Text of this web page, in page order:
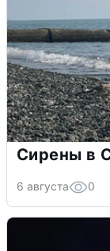
Сирены в
6 августа 0